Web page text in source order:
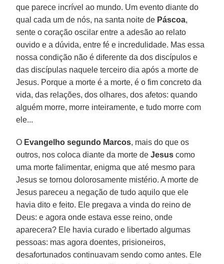
que parece incrível ao mundo. Um evento diante do
qual cada um de nós, na santa noite de Páscoa,
sente o coração oscilar entre a adesão ao relato
ouvido e a dúvida, entre fé e incredulidade. Mas essa
nossa condição não é diferente da dos discípulos e
das discípulas naquele terceiro dia após a morte de
Jesus. Porque a morte é a morte, é o fim concreto da
vida, das relações, dos olhares, dos afetos: quando
alguém morre, morre inteiramente, e tudo morre com
ele...
O Evangelho segundo Marcos, mais do que os
outros, nos coloca diante da morte deJesus como
uma morte falimentar, enigma que até mesmo para
Jesus se tornou dolorosamente mistério. A morte de
Jesus pareceu a negação de tudo aquilo que ele
havia dito e feito. Ele pregava a vinda do reino de
Deus: e agora onde estava esse reino, onde
aparecera? Ele havia curado e libertado algumas
pessoas: mas agora doentes, prisioneiros,
desafortunados continuavam sendo como antes. Ele